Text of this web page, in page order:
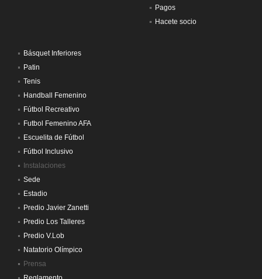
Pagos
Hacete socio
Básquet Inferiores
Patin
Tenis
Handball Femenino
Fútbol Recreativo
Futbol Femenino AFA
Escuelita de Fútbol
Fútbol Inclusivo
Instalaciones
Sede
Estadio
Predio Javier Zanetti
Predio Los Talleres
Predio V.Lob
Natatorio Olímpico
Prensa